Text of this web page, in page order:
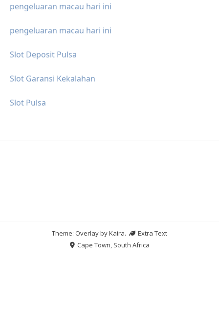
pengeluaran macau hari ini
pengeluaran macau hari ini
Slot Deposit Pulsa
Slot Garansi Kekalahan
Slot Pulsa
Theme: Overlay byKaira.
Extra Text
Cape Town, South Africa